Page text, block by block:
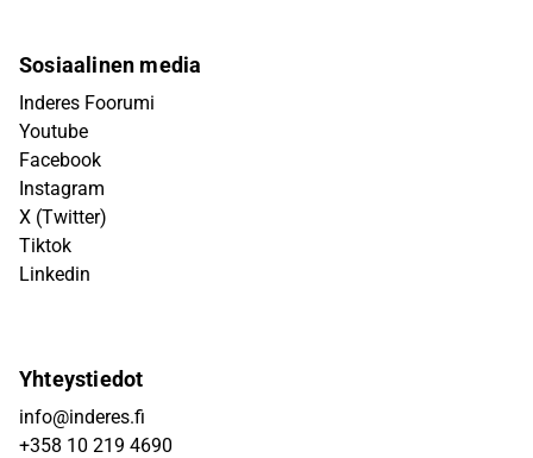
Sosiaalinen media
Inderes Foorumi
Youtube
Facebook
Instagram
X (Twitter)
Tiktok
Linkedin
Yhteystiedot
info@inderes.fi
+358 10 219 4690